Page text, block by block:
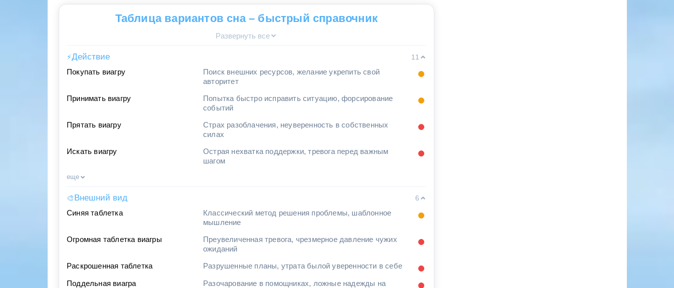
Таблица вариантов сна – быстрый справочник
Развернуть все
⚡Действие
11
Покупать виагру
Поиск внешних ресурсов, желание укрепить свой
авторитет
Принимать виагру
Попытка быстро исправить ситуацию, форсирование
событий
Прятать виагру
Страх разоблачения, неуверенность в собственных
силах
Искать виагру
Острая нехватка поддержки, тревога перед важным
шагом
еще
🎨 Внешний вид
6
Синяя таблетка
Классический метод решения проблемы, шаблонное
мышление
Огромная таблетка виагры
Преувеличенная тревога, чрезмерное давление чужих
ожиданий
Раскрошенная таблетка Разрушенные планы, утрата былой уверенности в себе
Поддельная виагра
Разочарование в помощниках, ложные надежды на